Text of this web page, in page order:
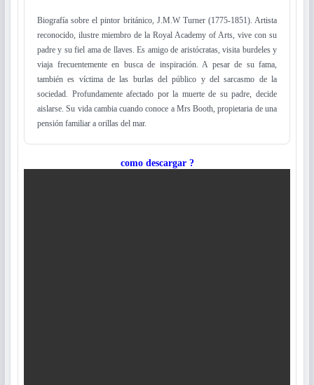
Biografía sobre el pintor británico, J.M.W Turner (1775-1851). Artista
reconocido, ilustre miembro de la Royal Academy of Arts, vive con su
padre y su fiel ama de llaves. Es amigo de aristócratas, visita burdeles y
viaja frecuentemente en busca de inspiración. A pesar de su fama,
también es víctima de las burlas del público y del sarcasmo de la
sociedad. Profundamente afectado por la muerte de su padre, decide
aislarse. Su vida cambia cuando conoce a Mrs Booth, propietaria de una
pensión familiar a orillas del mar.
como descargar ?